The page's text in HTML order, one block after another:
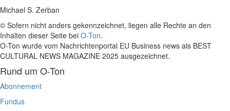
Michael S. Zerban
© Sofern nicht anders gekennzeichnet, liegen alle Rechte an den
Inhalten dieser Seite bei O-Ton.
O-Ton wurde vom Nachrichtenportal EU Business news als BEST
CULTURAL NEWS MAGAZINE 2025 ausgezeichnet.
Rund um O-Ton
Abonnement
Fundus